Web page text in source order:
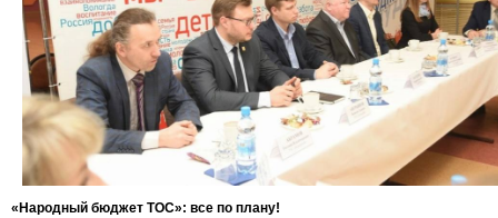
«Народный бюджет ТОС»: все по плану!